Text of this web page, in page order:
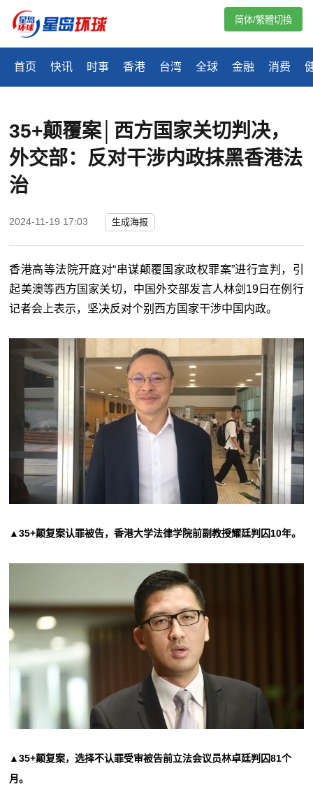
首页 快讯 时事 香港 台湾 全球 金融 消费
简体/繁體切換
35+颠覆案│西方国家关切判决，
外交部：反对干涉内政抹黑香港法
治
2024-11-19 17:03 生成海报
香港高等法院开庭对“串谋颠覆国家政权罪案”进行宣判，引
起美澳等西方国家关切，中国外交部发言人林剑19日在例行
记者会上表示，坚决反对个别西方国家干涉中国内政。
▲35+颠复案认罪被告，香港大学法律学院前副教授耀廷判囚10年。
▲35+颠复案，选择不认罪受审被告前立法会议员林卓廷判囚81个
月。